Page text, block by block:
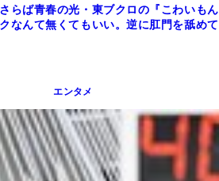
らば青春の光・東ブクロの『こわいもん
なんて無くてもいい。逆に肛門を舐めて
エンタメ